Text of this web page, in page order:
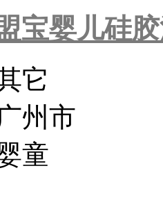
宝婴儿硅
它
州市
童